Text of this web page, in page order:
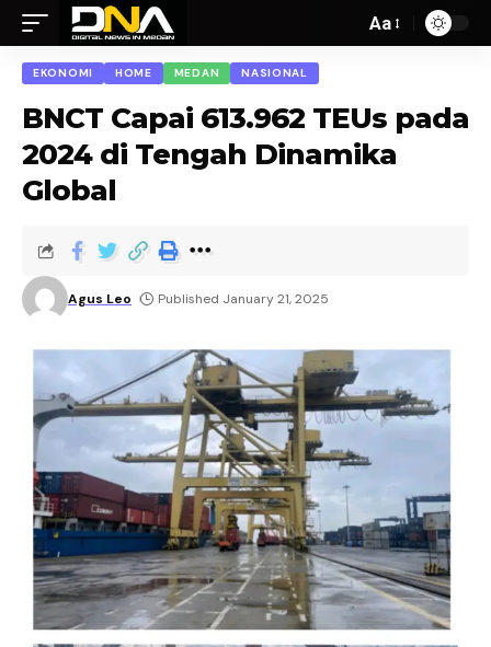
Aa
EKONOMI HOME MEDAN NASIONAL
BNCT Capai 613.962 TEUs pada
2024 di Tengah Dinamika
Global
Agus Leo Published January 21, 2025